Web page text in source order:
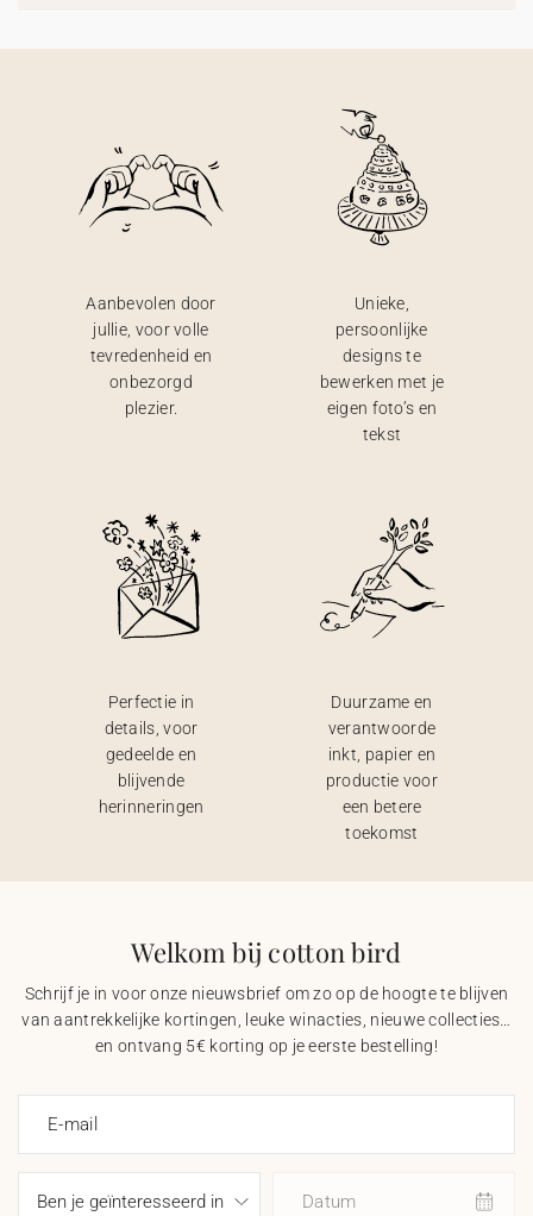
Aanbevolen door
jullie, voor volle
tevredenheid en
onbezorgd
plezier.
Unieke,
persoonlijke
designs te
bewerken met je
eigen foto’s en
tekst
Perfectie in
details, voor
gedeelde en
blijvende
herinneringen
Duurzame en
verantwoorde
inkt, papier en
productie voor
een betere
toekomst
Welkom bij cotton bird
Schrijf je in voor onze nieuwsbrief om zo op de hoogte te blijven
van aantrekkelijke kortingen, leuke winacties, nieuwe collecties…
en ontvang 5€ korting op je eerste bestelling!
E-mail
Datum